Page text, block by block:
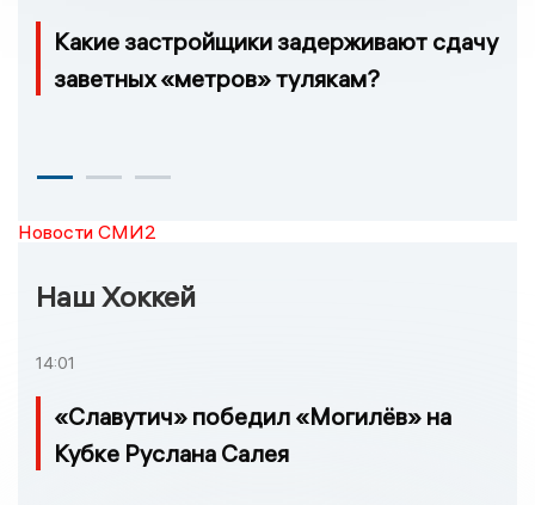
Какие застройщики задерживают сдачу
заветных «метров» тулякам?
Новости СМИ2
Наш Хоккей
14:01
«Славутич» победил «Могилёв» на
Кубке Руслана Салея